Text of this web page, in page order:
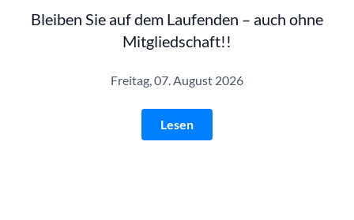
Bleiben Sie auf dem Laufenden – auch ohne
Mitgliedschaft!!
Freitag, 07. August 2026
Lesen